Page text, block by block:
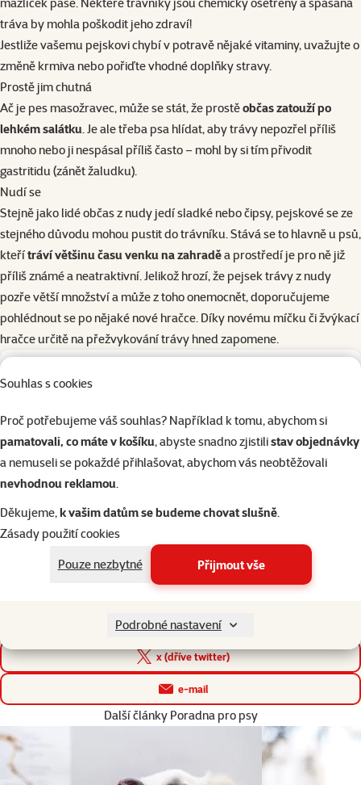
Souhlas s cookies
Proč potřebujeme váš souhlas? Například k tomu, abychom si
pamatovali, co máte v košíku, abyste snadno zjistilistav objednávky
a nemuseli se pokaždé přihlašovat, abychom vás neobtěžovali
nevhodnou reklamou.
Děkujeme,k vašim datům se budeme chovat slušně.
Zásady použití cookies
Pouze nezbytné
Přijmout vše
Podrobné nastavení
tráva by mohla poškodit jeho zdraví!
Jestliže vašemu pejskovi chybí v potravě nějaké vitaminy, uvažujte o
změně krmiva nebo pořiďte vhodnédoplňky stravy.
Prostě jim chutná
Ač je pes masožravec, může se stát, že prostěobčas zatouží po
lehkém salátku. Je ale třeba psa hlídat, aby trávy nepozřel příliš
mnoho nebo ji nespásal příliš často – mohl by si tím přivodit
gastritidu (zánět žaludku).
Nudí se
Stejně jako lidé občas z nudy jedí sladké nebo čipsy, pejskové se ze
stejného důvodu mohou pustit do trávníku. Stává se to hlavně u psů,
kteřítráví většinu času venku na zahraděa prostředí je pro ně již
příliš známé a neatraktivní. Jelikož hrozí, že pejsek trávy z nudy
pozře větší množství a může z toho onemocnět, doporučujeme
pohlédnout se po nějaké nové hračce. Díky novému míčku či žvýkací
hračce určitě na přežvykování trávy hned zapomene.
Cena
189 Kč
značka
Skladem
facebook
x (dříve twitter)
e-mail
Další články Poradna pro psy